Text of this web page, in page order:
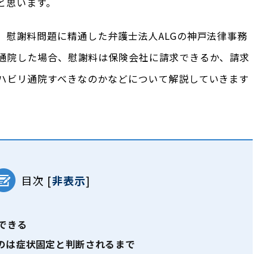
謝料問題に精通した弁護士法人ALGの神戸法律事務
院した場合、慰謝料は保険会社に請求できるか、請求
ビリ通院すべきなのかなどについて解説していきます
目次 [非表示]
きる
は症状固定と判断されるまで